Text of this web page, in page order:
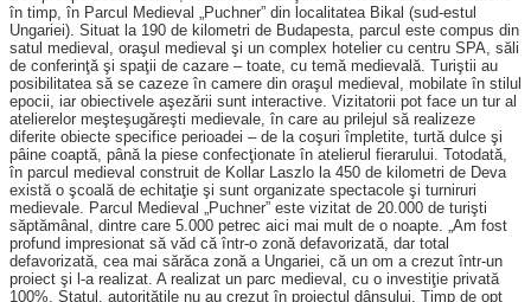
în timp, în Parcul Medieval „Puchner” din localitatea Bikal (sud-estul
Ungariei). Situat la 190 de kilometri de Budapesta, parcul este compus din
satul medieval, oraşul medieval şi un complex hotelier cu centru SPA, săli
de conferinţă şi spaţii de cazare – toate, cu temă medievală. Turiştii au
posibilitatea să se cazeze în camere din oraşul medieval, mobilate în stilul
epocii, iar obiectivele aşezării sunt interactive. Vizitatorii pot face un tur al
atelierelor meşteşugăreşti medievale, în care au prilejul să realizeze
diferite obiecte specifice perioadei – de la coşuri împletite, turtă dulce şi
pâine coaptă, până la piese confecţionate în atelierul fierarului. Totodată,
în parcul medieval construit de Kollar Lasz­lo la 450 de kilometri de Deva
există o şcoală de echitaţie şi sunt organizate spectacole şi turniruri
medievale. Parcul Medieval „Puchner” este vizitat de 20.000 de turişti
săptămânal, dintre care 5.000 petrec aici mai mult de o noapte. „Am fost
profund impresionat să văd că într-o zonă defavorizată, dar total
defavorizată, cea mai sărăca zonă a Ungariei, că un om a crezut într-un
proiect şi l-a realizat. A realizat un parc medieval, cu o investiţie privată
100%. Statul, autorităţile nu au crezut în proiectul dânsului. Timp de opt